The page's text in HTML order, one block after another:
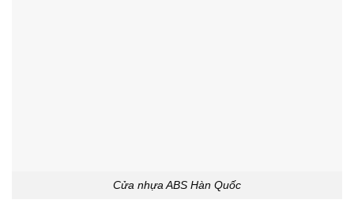
Cửa nhựa ABS Hàn Quốc